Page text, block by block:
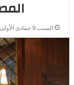
السبت 9 جمادى الأولى 1436هـ - 28 فبراير 2015م | 2:56 م